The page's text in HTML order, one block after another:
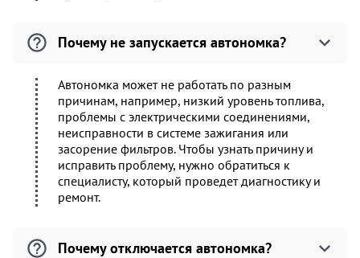
Почему не запускается автономка?
Автономка может не работать по разным
причинам, например, низкий уровень топлива,
проблемы с электрическими соединениями,
неисправности в системе зажигания или
засорение фильтров. Чтобы узнать причину и
исправить проблему, нужно обратиться к
специалисту, который проведет диагностику и
ремонт.
Почему отключается автономка?